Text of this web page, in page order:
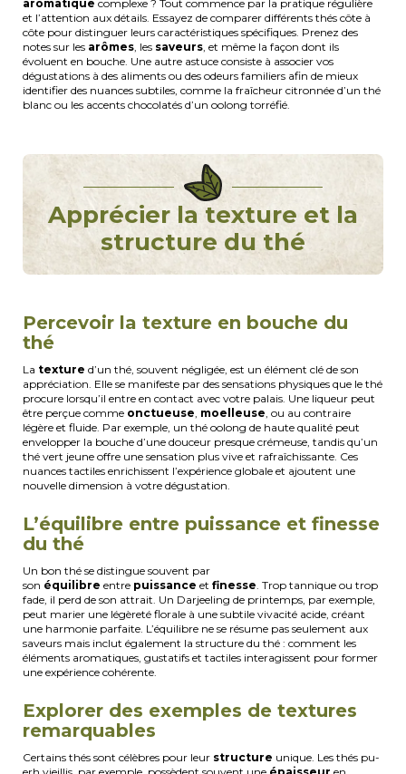
aromatique complexe ? Tout commence par la pratique régulière
et l’attention aux détails. Essayez de comparer différents thés côte à
côte pour distinguer leurs caractéristiques spécifiques. Prenez des
notes sur les arômes , les saveurs , et même la façon dont ils
évoluent en bouche. Une autre astuce consiste à associer vos
dégustations à des aliments ou des odeurs familiers afin de mieux
identifier des nuances subtiles, comme la fraîcheur citronnée d’un thé
blanc ou les accents chocolatés d’un oolong torréfié.
Apprécier la texture et la
structure du thé
Percevoir la texture en bouche du
thé
La texture d’un thé, souvent négligée, est un élément clé de son
appréciation. Elle se manifeste par des sensations physiques que le thé
procure lorsqu’il entre en contact avec votre palais. Une liqueur peut
être perçue comme onctueuse moelleuse , ou au contraire
légère et fluide. Par exemple, un thé oolong de haute qualité peut
envelopper la bouche d’une douceur presque crémeuse, tandis qu’un
thé vert jeune offre une sensation plus vive et rafraîchissante. Ces
nuances tactiles enrichissent l’expérience globale et ajoutent une
nouvelle dimension à votre dégustation.
L’équilibre entre puissance et finesse
du thé
Un bon thé se distingue souvent par
son équilibre entre puissance et finesse . Trop tannique ou trop
fade, il perd de son attrait. Un Darjeeling de printemps, par exemple,
peut marier une légèreté florale à une subtile vivacité acide, créant
une harmonie parfaite. L’équilibre ne se résume pas seulement aux
saveurs mais inclut également la structure du thé : comment les
éléments aromatiques, gustatifs et tactiles interagissent pour former
une expérience cohérente.
Explorer des exemples de textures
remarquables
Certains thés sont célèbres pour leur structure unique. Les thés pu-